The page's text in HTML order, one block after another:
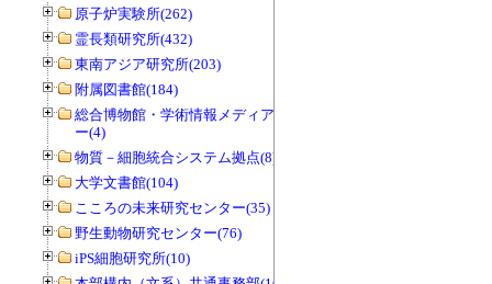
原子炉実験所(262)
霊長類研究所(432)
東南アジア研究所(203)
附属図書館(184)
総合博物館・学術情報メディアセンタ
ー(4)
物質－細胞統合システム拠点(8)
大学文書館(104)
こころの未来研究センター(35)
野生動物研究センター(76)
iPS細胞研究所(10)